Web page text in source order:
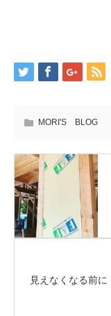
MORI'S BLOG
見えなくなる前に